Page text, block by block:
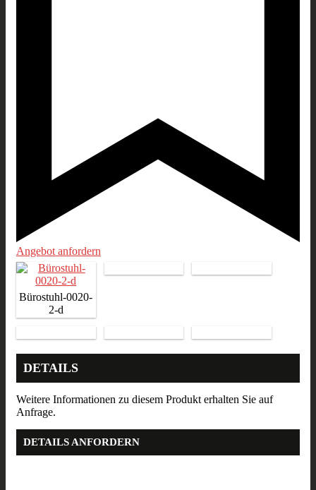
Angebot anfordern
Bürostuhl-0020-
2-d
DETAILS
Weitere Informationen zu diesem Produkt erhalten Sie auf
Anfrage.
DETAILS ANFORDERN